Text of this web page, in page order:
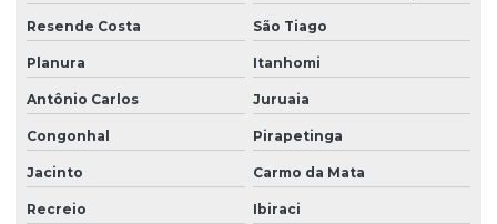
Resende Costa São Tiago
Planura Itanhomi
Antônio Carlos Juruaia
Congonhal Pirapetinga
Jacinto Carmo da Mata
Recreio Ibiraci